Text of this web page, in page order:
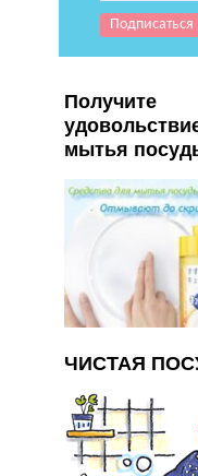
Получите
мытья
ЧИСТАЯ